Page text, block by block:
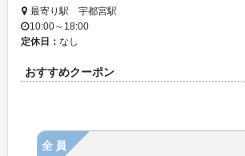
最寄り駅 宇都宮駅
10:00～18:00
定休日： なし
おすすめクーポン
全員